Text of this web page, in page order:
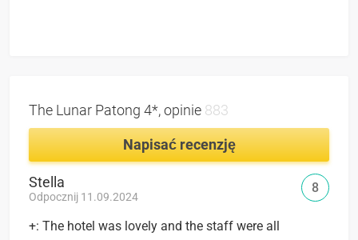
The Lunar Patong 4*, opinie 883
Napisać recenzję
Stella
Odpocznij 11.09.2024
+: The hotel was lovely and the staff were all
8